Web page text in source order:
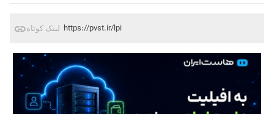
لینک کوتاه https://pvst.ir/lpi